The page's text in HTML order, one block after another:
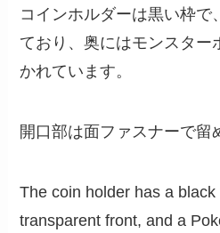
コインホルダーは黒い枠で
ており、奥にはモンスター
かれています。
開口部は面ファスナーで留
The coin holder has a
transparent front, and a